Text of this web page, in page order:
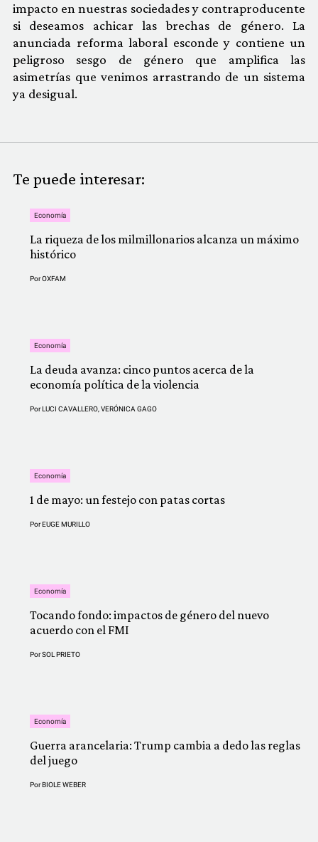
impacto en nuestras sociedades y contraproducente
si deseamos achicar las brechas de género. La
anunciada reforma laboral esconde y contiene un
peligroso sesgo de género que amplifica las
asimetrías que venimos arrastrando de un sistema
ya desigual.
Te puede interesar:
Economía
La riqueza de los milmillonarios alcanza un máximo
histórico
PorOXFAM
Economía
La deuda avanza: cinco puntos acerca de la
economía política de la violencia
PorLUCI CAVALLERO VERÓNICA GAGO
Economía
1 de mayo: un festejo con patas cortas
PorEUGE MURILLO
Economía
Tocando fondo: impactos de género del nuevo
acuerdo con el FMI
PorSOL PRIETO
Economía
Guerra arancelaria: Trump cambia a dedo las reglas
del juego
PorBIOLE WEBER